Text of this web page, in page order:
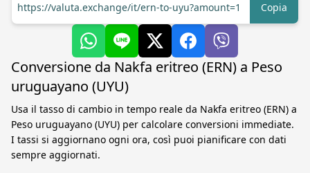
https://valuta.exchange/it/ern-to-uyu?amount=1
Copia
Conversione da Nakfa eritreo (ERN) a Peso
uruguayano (UYU)
Usa il tasso di cambio in tempo reale da Nakfa eritreo (ERN) a
Peso uruguayano (UYU) per calcolare conversioni immediate.
I tassi si aggiornano ogni ora, così puoi pianificare con dati
sempre aggiornati.